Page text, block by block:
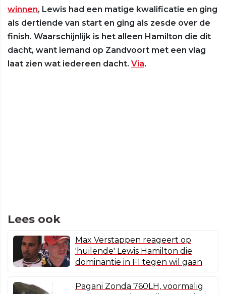
winnen, Lewis had een matige kwalificatie en ging
als dertiende van start en ging als zesde over de
finish. Waarschijnlijk is het alleen Hamilton die dit
dacht, want iemand op Zandvoort met een vlag
laat zien wat iedereen dacht. Via.
Lees ook
Max Verstappen reageert op
'huilende' Lewis Hamilton die
dominantie in F1 tegen wil gaan
Pagani Zonda 760LH, voormalig